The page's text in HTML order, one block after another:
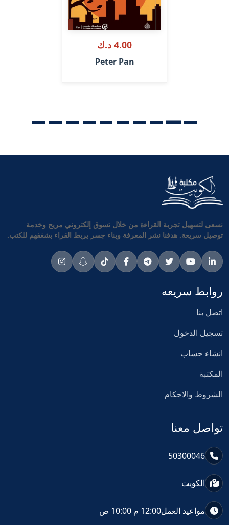
4.00 د.ك
Peter Pan
نسعى لتسهيل تجربة القراءة من خلال تسوق إلكتروني مريح وخدمة
توصيل سريعة. هدفنا نشر المعرفة وبناء جسر يربط القراء بشغفهم للكتب.
روابط سريعه
اتصل بنا
تسجيل الدخول
انشاء حساب
المكتبة
الشروط والاحكام
تواصل معنا
50300046
الكويت
مواعيد العمل12:00 م 10:00 ص